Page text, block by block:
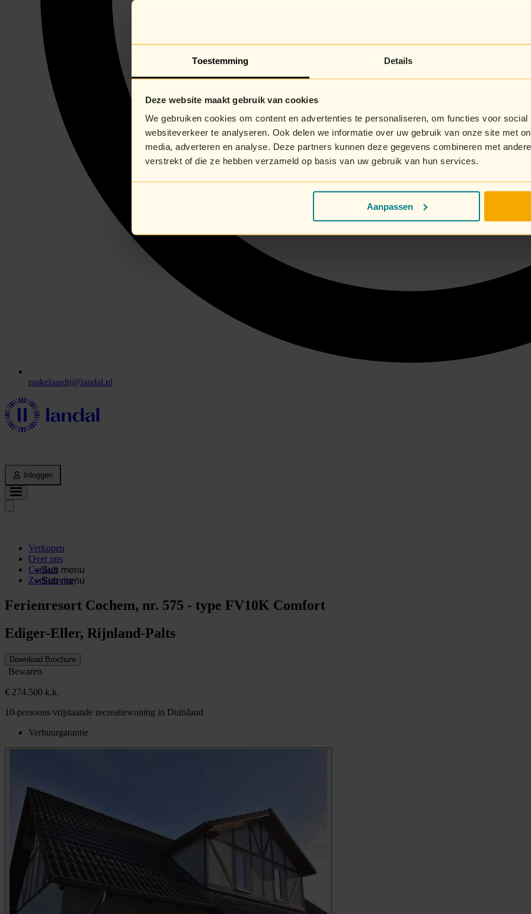
Toestemming Details
Deze website maakt gebruik van cookies
We gebruiken cookies om content en advertenties te personaliseren, om functies voor
websiteverkeer te analyseren. Ook delen we informatie over uw gebruik van onze site met
media, adverteren en analyse. Deze partners kunnen deze gegevens combineren met
verstrekt of die ze hebben verzameld op basis van uw gebruik van hun services.
Aanpassen
makelaardij@landal.nl
Inloggen
Verkopen
Over ons
Sub menu
Contact
Sub menu
Zoekservice
Ferienresort Cochem, nr. 575 - type FV10K Comfort
Ediger-Eller, Rijnland-Palts
Download Brochure
Bewaren
€ 274.500 k.k.
10-persoons vrijstaande recreatiewoning in Duitsland
Verhuurgarantie